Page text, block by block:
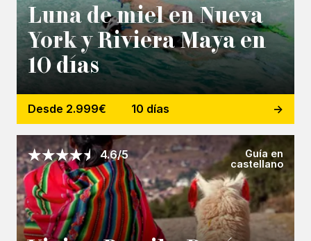
Luna de miel en Nueva
York y Riviera Maya en
10 días
Desde 2.999€ 10 días
4.6/5
Guía en
castellano